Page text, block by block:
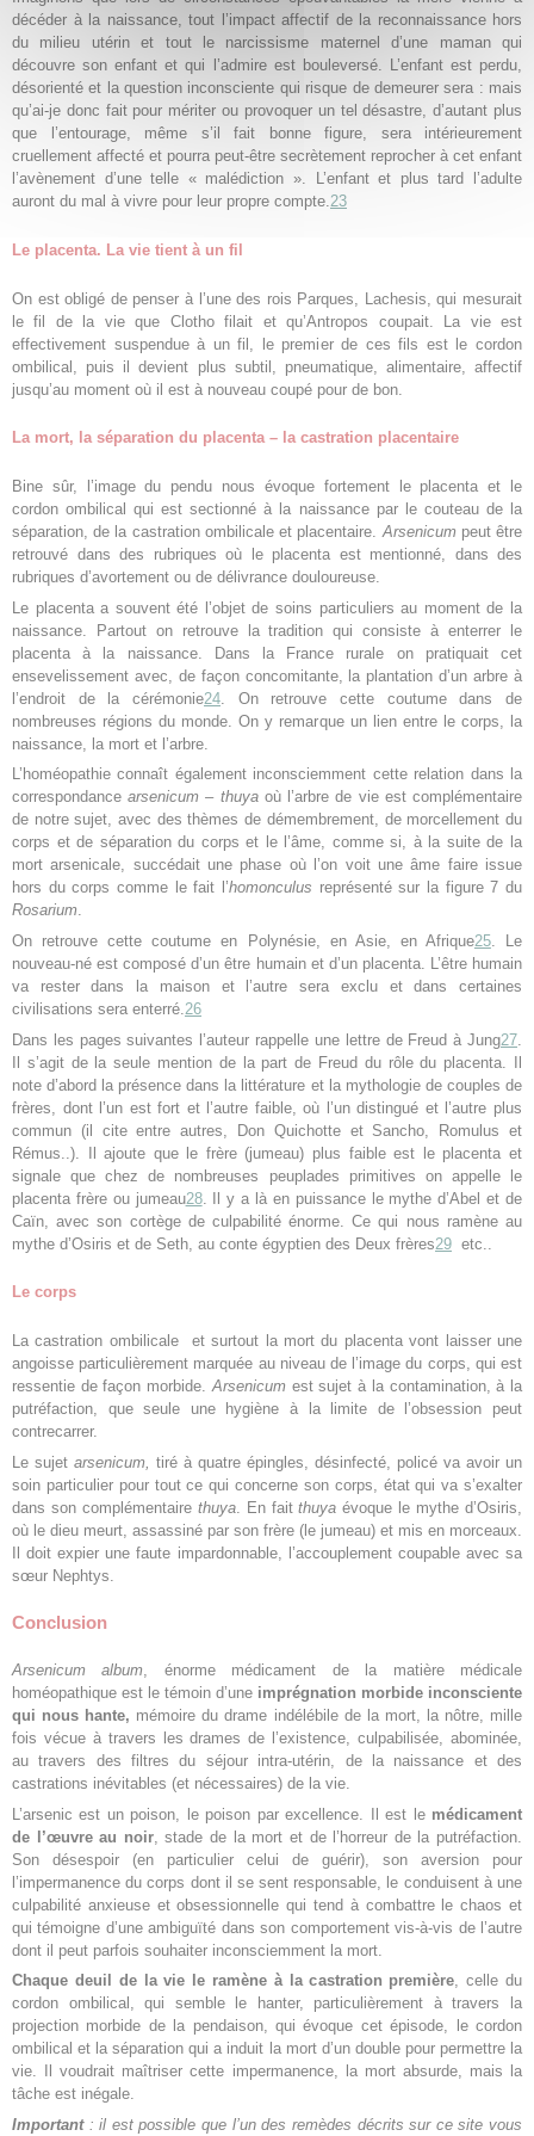
décéder à la naissance, tout l’impact affectif de la reconnaissance hors
du milieu utérin et tout le narcissisme maternel d’une maman qui
découvre son enfant et qui l’admire est bouleversé. L’enfant est perdu,
désorienté et la question inconsciente qui risque de demeurer sera : mais
qu’ai-je donc fait pour mériter ou provoquer un tel désastre, d’autant plus
que l’entourage, même s’il fait bonne figure, sera intérieurement
cruellement affecté et pourra peut-être secrètement reprocher à cet enfant
l’avènement d’une telle « malédiction ». L’enfant et plus tard l’adulte
auront du mal à vivre pour leur propre compte.23
Le placenta. La vie tient à un fil
On est obligé de penser à l’une des rois Parques, Lachesis, qui mesurait
le fil de la vie que Clotho filait et qu’Antropos coupait. La vie est
effectivement suspendue à un fil, le premier de ces fils est le cordon
ombilical, puis il devient plus subtil, pneumatique, alimentaire, affectif
jusqu’au moment où il est à nouveau coupé pour de bon.
La mort, la séparation du placenta – la castration placentaire
Bine sûr, l’image du pendu nous évoque fortement le placenta et le
cordon ombilical qui est sectionné à la naissance par le couteau de la
séparation, de la castration ombilicale et placentaire. Arsenicum peut être
retrouvé dans des rubriques où le placenta est mentionné, dans des
rubriques d’avortement ou de délivrance douloureuse.
Le placenta a souvent été l’objet de soins particuliers au moment de la
naissance. Partout on retrouve la tradition qui consiste à enterrer le
placenta à la naissance. Dans la France rurale on pratiquait cet
ensevelissement avec, de façon concomitante, la plantation d’un arbre à
l’endroit de la cérémonie24 . On retrouve cette coutume dans de
nombreuses régions du monde. On y remarque un lien entre le corps, la
naissance, la mort et l’arbre.
L’homéopathie connaît également inconsciemment cette relation dans la
correspondancearsenicum – thuyaoù l’arbre de vie est complémentaire
de notre sujet, avec des thèmes de démembrement, de morcellement du
corps et de séparation du corps et le l’âme, comme si, à la suite de la
mort arsenicale, succédait une phase où l’on voit une âme faire issue
hors du corps comme le fait l’homonculus représenté sur la figure 7 du
Rosarium.
On retrouve cette coutume en Polynésie, en Asie, en Afrique25. Le
nouveau-né est composé d’un être humain et d’un placenta. L’être humain
va rester dans la maison et l’autre sera exclu et dans certaines
civilisations sera enterré. 26
Dans les pages suivantes l’auteur rappelle une lettre de Freud à Jung27
Il s’agit de la seule mention de la part de Freud du rôle du placenta. Il
note d’abord la présence dans la littérature et la mythologie de couples de
frères, dont l’un est fort et l’autre faible, où l’un distingué et l’autre plus
commun (il cite entre autres, Don Quichotte et Sancho, Romulus et
Rémus..). Il ajoute que le frère (jumeau) plus faible est le placenta et
signale que chez de nombreuses peuplades primitives on appelle le
placenta frère ou jumeau28. Il y a là en puissance le mythe d’Abel et de
Caïn, avec son cortège de culpabilité énorme. Ce qui nous ramène au
mythe d’Osiris et de Seth, au conte égyptien des Deux frères29 etc..
Le corps
La castration ombilicale et surtout la mort du placenta vont laisser une
angoisse particulièrement marquée au niveau de l’image du corps, qui est
ressentie de façon morbide. Arsenicum est sujet à la contamination, à la
putréfaction, que seule une hygiène à la limite de l’obsession peut
contrecarrer.
Le sujet arsenicum,
tiré à quatre épingles, désinfecté, policé va avoir un
soin particulier pour tout ce qui concerne son corps, état qui va s’exalter
dans son complémentairethuya. En faitthuya évoque le mythe d’Osiris,
où le dieu meurt, assassiné par son frère (le jumeau) et mis en morceaux.
Il doit expier une faute impardonnable, l’accouplement coupable avec sa
sœur Nephtys.
Conclusion
Arsenicum album , énorme médicament de la matière médicale
homéopathique est le témoin d’une imprégnation morbide inconsciente
qui nous hante, mémoire du drame indélébile de la mort, la nôtre, mille
fois vécue à travers les drames de l’existence, culpabilisée, abominée,
au travers des filtres du séjour intra-utérin, de la naissance et des
castrations inévitables (et nécessaires) de la vie.
L’arsenic est un poison, le poison par excellence. Il est le médicament
de l’œuvre au noir, stade de la mort et de l’horreur de la putréfaction.
Son désespoir (en particulier celui de guérir), son aversion pour
l’impermanence du corps dont il se sent responsable, le conduisent à une
culpabilité anxieuse et obsessionnelle qui tend à combattre le chaos et
qui témoigne d’une ambiguïté dans son comportement vis-à-vis de l’autre
dont il peut parfois souhaiter inconsciemment la mort.
Chaque deuil de la vie le ramène à la castration première, celle du
cordon ombilical, qui semble le hanter, particulièrement à travers la
projection morbide de la pendaison, qui évoque cet épisode, le cordon
ombilical et la séparation qui a induit la mort d’un double pour permettre la
vie. Il voudrait maîtriser cette impermanence, la mort absurde, mais la
tâche est inégale.
Important: il est possible que l’un des remèdes décrits sur ce site vous